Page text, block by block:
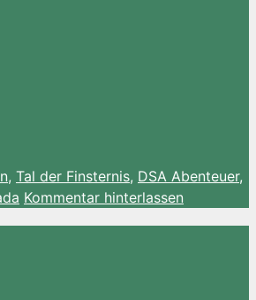
, Tal der Finsternis, DSA Abenteuer,
Kommentar hinterlassen